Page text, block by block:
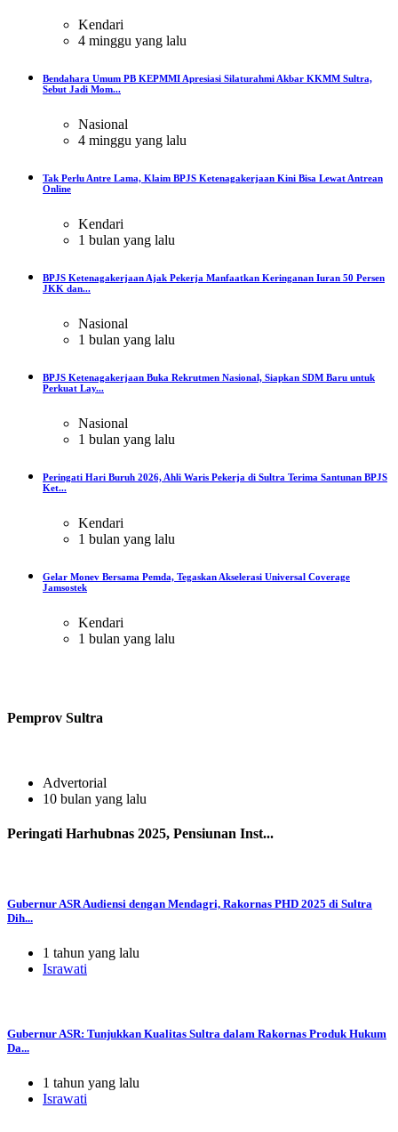
Kendari
4 minggu yang lalu
Bendahara Umum PB KEPMMI Apresiasi Silaturahmi Akbar KKMM Sultra,
Sebut Jadi Mom...
Nasional
4 minggu yang lalu
Tak Perlu Antre Lama, Klaim BPJS Ketenagakerjaan Kini Bisa Lewat Antrean
Online
Kendari
1 bulan yang lalu
BPJS Ketenagakerjaan Ajak Pekerja Manfaatkan Keringanan Iuran 50 Persen
JKK dan...
Nasional
1 bulan yang lalu
BPJS Ketenagakerjaan Buka Rekrutmen Nasional, Siapkan SDM Baru untuk
Perkuat Lay...
Nasional
1 bulan yang lalu
Peringati Hari Buruh 2026, Ahli Waris Pekerja di Sultra Terima Santunan BPJS
Ket...
Kendari
1 bulan yang lalu
Gelar Monev Bersama Pemda, Tegaskan Akselerasi Universal Coverage
Jamsostek
Kendari
1 bulan yang lalu
Pemprov Sultra
Advertorial
10 bulan yang lalu
Peringati Harhubnas 2025, Pensiunan Inst...
Gubernur ASR Audiensi dengan Mendagri, Rakornas PHD 2025 di Sultra
Dih...
1 tahun yang lalu
Israwati
Gubernur ASR: Tunjukkan Kualitas Sultra dalam Rakornas Produk Hukum
Da...
1 tahun yang lalu
Israwati